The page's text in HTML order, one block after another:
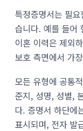
특정증명서는 필
습니다. 예를 들어
이혼 이력은 제외
보호 측면에서 가
모든 유형에 공통
준지, 성명, 성별,
다. 증명서 하단에
표시되며, 전자 발